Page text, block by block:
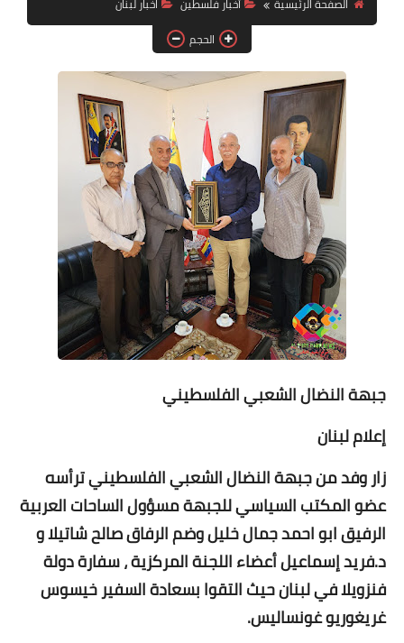
لك سيدتي
الصفحة الرئيسية
أخبار فلسطين
اخبار لبنان
الحجم
جبهة النضال الشعبي الفلسطيني
إعلام لبنان
زار وفد من جبهة النضال الشعبي الفلسطيني ترأسه
عضو المكتب السياسي للجبهة مسؤول الساحات العربية
الرفيق ابو احمد جمال خليل وضم الرفاق صالح شاتيلا و
د.فريد إسماعيل أعضاء اللجنة المركزية ، سفارة دولة
فنزويلا في لبنان حيث التقوا بسعادة السفير خيسوس
غريغوريو غونساليس.